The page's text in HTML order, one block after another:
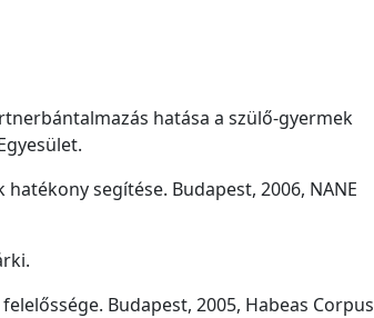
hatása a szülő-gyermek
segítése. Budapest, 2006, NANE
Budapest, 2005, Habeas Corpus